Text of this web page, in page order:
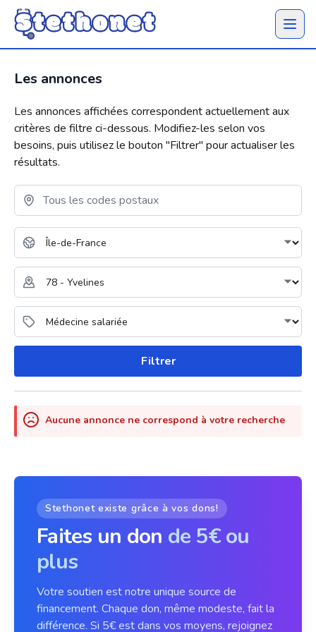
Ouvrir
Les annonces
Les annonces affichées correspondent actuellement aux
critères de filtre ci-dessous. Modifiez-les selon vos
besoins, puis utilisez le bouton "Filtrer" pour actualiser les
résultats.
Filtrer
Aucune annonce ne correspond à votre recherche
Stethonet existe grâce à vos dons!
Faites un don de 5€ ou
plus
Votre soutien est notre unique source de
financement. Chaque don, même modeste, fait la
différence. Si 5€ est dans vos moyens, rejoignez